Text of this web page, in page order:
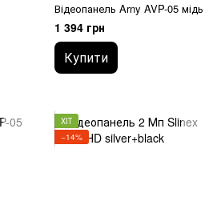
Відеопанель Arny AVP-05 мідь
1 394 грн
Купити
ХІТ
−14%